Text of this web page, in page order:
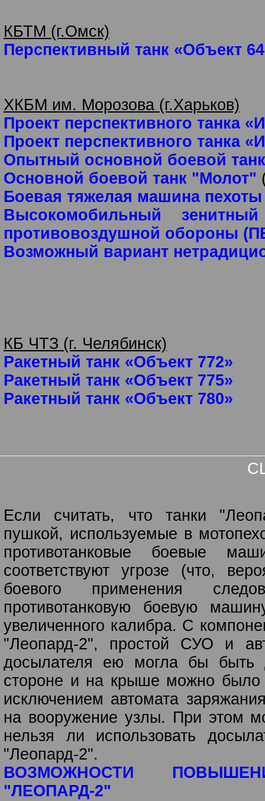
КБТМ (г.Омск)
Перспективный танк «Объект
ХКБМ им. Морозова (г.Харьков)
Проект перспективного танка
Проект перспективного танка
Опытный основной боевой
Основной боевой танк "Молот"
Боевая тяжелая машина
Высокомобильный зенитный
противовоздушной обороны
Возможный вариант
КБ ЧТЗ (г. Челябинск)
Ракетный танк «Объект 772»
Ракетный танк «Объект 775»
Ракетный танк «Объект 780»
Если считать, что танки
пушкой, ис­пользуемые в
противотанковые боевые
соответствуют угрозе (что,
боевого применения
противотанковую боевую
увеличенного калибра. С
"Леопард-2", простой СУО и
досылателя ею могла бы быть
стороне и на крыше можно было
исключением автомата
на вооружение узлы. При этом
нельзя ли ис­пользовать
"Леопард-2".
ВОЗМОЖНОСТИ
"ЛЕОПАРД-2"